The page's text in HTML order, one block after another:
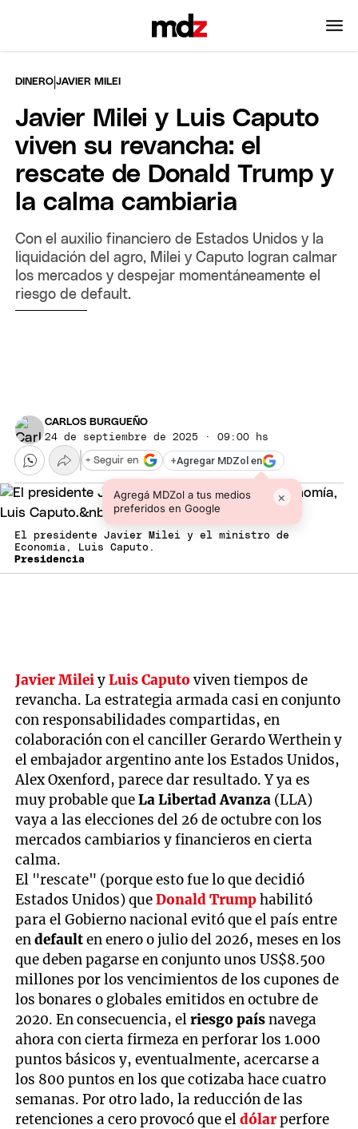
DINERO |JAVIER MILEI
Javier Milei y Luis Caputo
viven su revancha: el
rescate de Donald Trump y
la calma cambiaria
Con el auxilio financiero de Estados Unidos y la
liquidación del agro, Milei y Caputo logran calmar
los mercados y despejar momentáneamente el
riesgo de default.
CARLOS BURGUEÑO
24 de septiembre de 2025 · 09:00 hs
+Agregar MDZol en
Agregá MDZol a tus medios
preferidos en Google
×
+ Seguir en
El presidente Javier Milei y el ministro de
Economía, Luis Caputo.
Presidencia
Javier MileiyLuis Caputoviven tiempos de
revancha. La estrategia armada casi en conjunto
con responsabilidades compartidas, en
colaboración con el canciller Gerardo Werthein y
el embajador argentino ante los Estados Unidos,
Alex Oxenford, parece dar resultado. Y ya es
muy probable queLa Libertad Avanza (LLA)
vaya a las elecciones del 26 de octubre con los
mercados cambiarios y financieros en cierta
calma.
El "rescate" (porque esto fue lo que decidió
Estados Unidos) queDonald Trumphabilitó
para el Gobierno nacional evitó que el país entre
endefaulten enero o julio del 2026, meses en los
que deben pagarse en conjunto unos US$8.500
millones por los vencimientos de los cupones de
los bonares o globales emitidos en octubre de
2020. En consecuencia, elriesgo paísnavega
ahora con cierta firmeza en perforar los 1.000
puntos básicos y, eventualmente, acercarse a
los 800 puntos en los que cotizaba hace cuatro
semanas. Por otro lado, la reducción de las
retenciones a cero provocó que eldólarperfore